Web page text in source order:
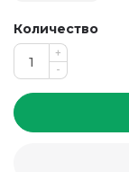
Количество
+
-